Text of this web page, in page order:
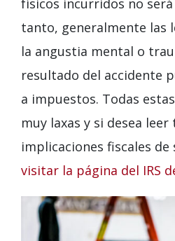
físicos incurridos no
tanto, generalmente las
la angustia mental o
resultado del accidente
a impuestos. Todas
muy laxas y si desea
implicaciones fiscales de
visitar la página del IRS